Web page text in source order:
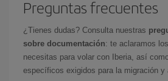
Preguntas frecuentes
¿Tienes dudas? Consulta nuestras
sobre documentación: te aclaramos
necesitas para volar con Iberia, así
específicos exigidos para la migración y